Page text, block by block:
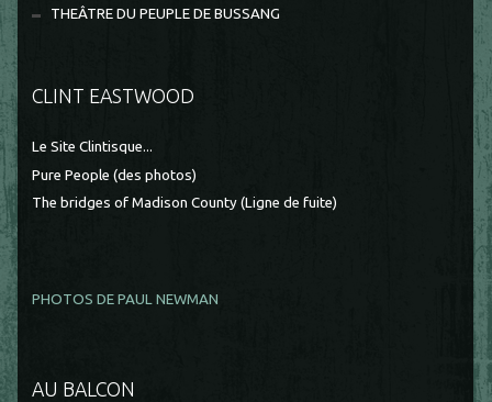
THEÂTRE DU PEUPLE DE BUSSANG
CLINT EASTWOOD
Le Site Clintisque...
Pure People (des photos)
The bridges of Madison County (Ligne de fuite)
PHOTOS DE PAUL NEWMAN
AU BALCON